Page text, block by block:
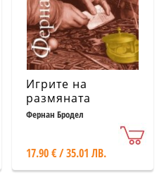
Игрите на
размяната
Фернан Бродел
17.90 € / 35.01 ЛВ.